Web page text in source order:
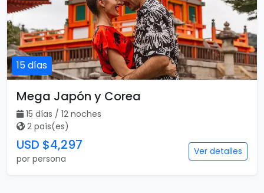
15 días
Mega Japón y Corea
15 días / 12 noches
2 país(es)
USD $4,297
por persona
Ver detalles